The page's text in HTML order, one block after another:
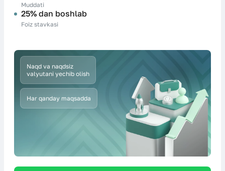
Muddati
25% dan boshlab
Foiz stavkasi
Naqd va naqdsiz
valyutani yechib olish
Har qanday maqsadda